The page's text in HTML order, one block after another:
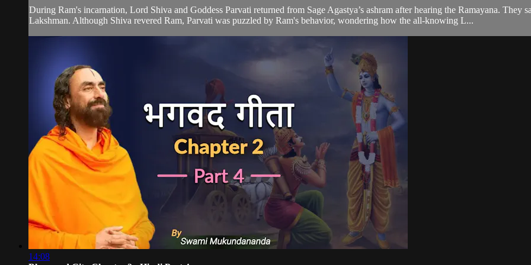
During Ram's incarnation, Lord Shiva and Goddess Parvati returned from Sage Agastya’s ashram after hearing the Ramayana.
Lakshman. Although Shiva revered Ram, Parvati was puzzled by Ram's behavior, wondering how the all-knowing L...
14:08